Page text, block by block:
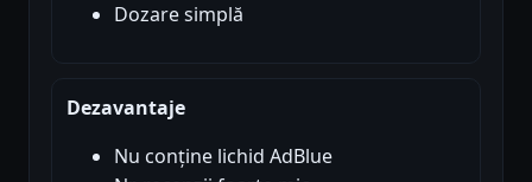
Dozare simplă
Dezavantaje
Nu conține lichid AdBlue